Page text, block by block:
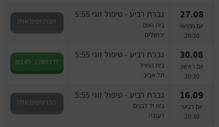
27.08
יום חמישי
20:30
גברת רביע - טיפול זוגי 5:55
בית העם
ירושלים
הכרטיסים אזלו
30.08
יום ראשון
20:30
גברת רביע - טיפול זוגי 5:55
בית החייל
תל אביב
לרכישה ב-₪149
16.09
יום רביעי
20:30
גברת רביע - טיפול זוגי 5:55
בית יד לבנים
רעננה
הכרטיסים אזלו